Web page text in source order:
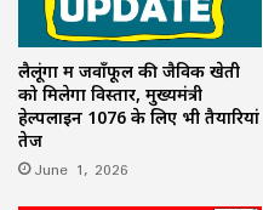
लैलूंगा में जवाँफूल की जैविक खेती
को मिलेगा विस्तार, मुख्यमंत्री
हेल्पलाइन 1076 के लिए भी तैयारियां
तेज
June 1, 2026